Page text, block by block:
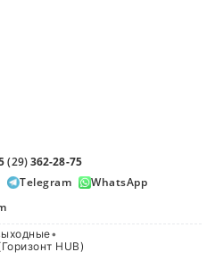
(29)362-28-75
Telegram
WhatsApp
•
HUB)